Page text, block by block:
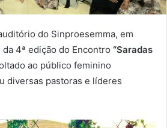
do Sinproesemma, em
4ª edição do Encontro “Saradas
ao público feminino
diversas pastoras e líderes